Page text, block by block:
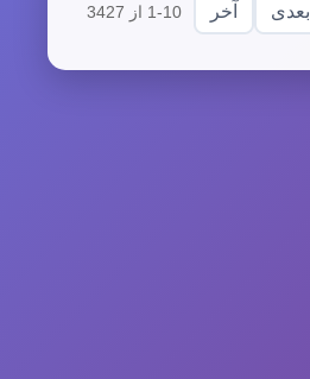
بعدی آخر 1-10 از 3427